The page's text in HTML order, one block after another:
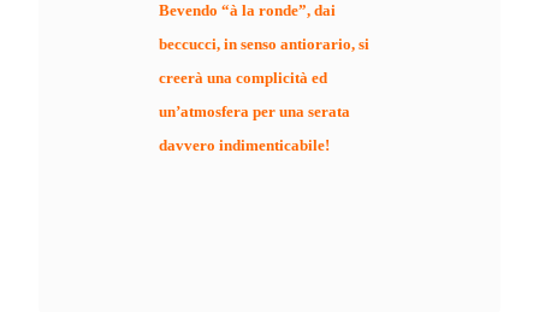
Bevendo “à la ronde”, dai
beccucci, in senso antiorario, si
creerà una complicità ed
un’atmosfera per una serata
davvero indimenticabile!